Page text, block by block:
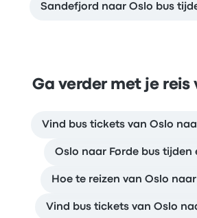
Sandefjord naar Oslo bus
Ga verder met je reis
Vind bus tickets van Oslo
Oslo naar Førde bus tijden
Hoe te reizen van Oslo
Vind bus tickets van Oslo